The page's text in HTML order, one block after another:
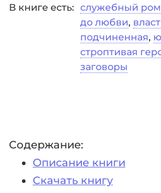
В книге есть: служебный
до любви,
подчиненная,
строптивая
заговоры
Содержание:
Описание книги
Скачать книгу